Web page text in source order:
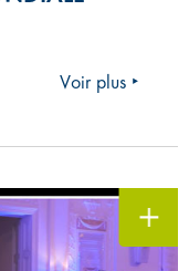
Voir plus ‣